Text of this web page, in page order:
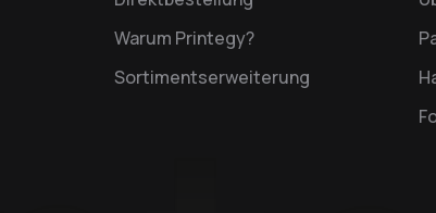
Warum Printegy?
Sortimentserweiterung